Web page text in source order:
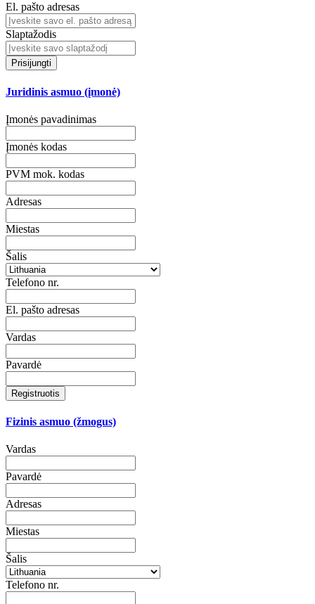
El. pašto adresas
Slaptažodis
Prisijungti
Juridinis asmuo (įmonė)
Įmonės pavadinimas
Įmonės kodas
PVM mok. kodas
Adresas
Miestas
Šalis
Telefono nr.
El. pašto adresas
Vardas
Pavardė
Registruotis
Fizinis asmuo (žmogus)
Vardas
Pavardė
Adresas
Miestas
Šalis
Telefono nr.